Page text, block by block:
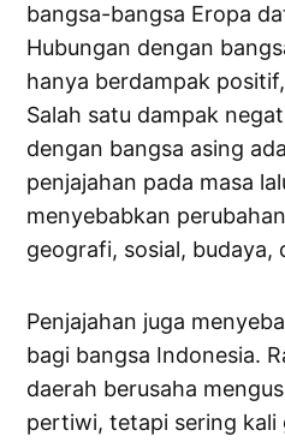
bangsa-bangsa Eropa
Hubungan dengan
hanya berdampak
Salah satu dampak
dengan bangsa asing
penjajahan pada masa
menyebabkan
geografi, sosial, budaya,
Penjajahan juga
bagi bangsa Indonesia.
daerah berusaha
pertiwi, tetapi sering kali